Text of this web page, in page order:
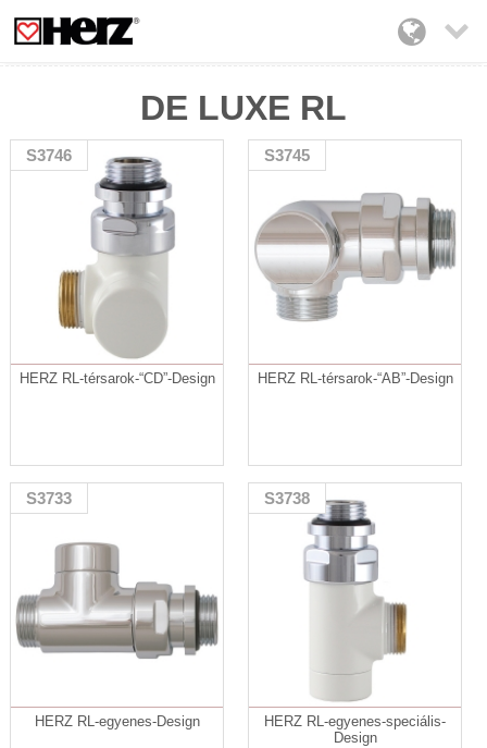

DE LUXE RL
S3746
HERZ RL-térsarok-“CD”-Design
S3745
HERZ RL-térsarok-“AB”-Design
S3733
HERZ RL-egyenes-Design
S3738
HERZ RL-egyenes-speciális-
Design